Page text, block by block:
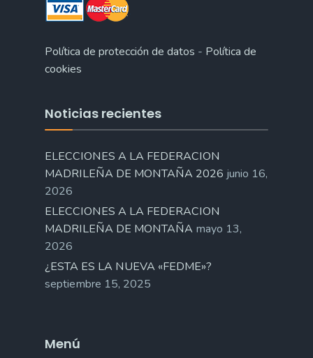
Política de protección de datos - Política de
cookies
Noticias recientes
ELECCIONES A LA FEDERACION
MADRILEÑA DE MONTAÑA 2026 junio 16,
2026
ELECCIONES A LA FEDERACION
MADRILEÑA DE MONTAÑA mayo 13,
2026
¿ESTA ES LA NUEVA «FEDME»?
septiembre 15, 2025
Menú